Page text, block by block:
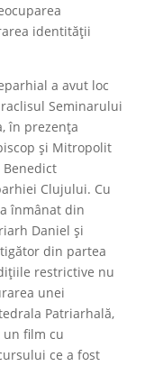
identității
a avut loc
Seminarului
în prezența
și Mitropolit
Clujului. Cu
înmânat din
Daniel și
din partea
restrictive nu
unei
Patriarhală,
un film cu
ce a fost